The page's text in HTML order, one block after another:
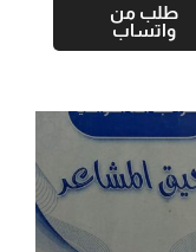
طلب من
واتساب